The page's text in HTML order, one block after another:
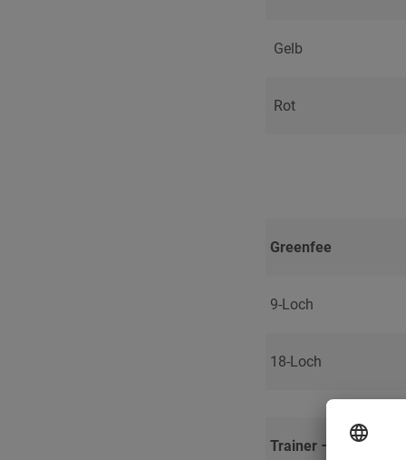
Gelb
Rot
Greenfee
9-Loch
18-Loch
Trainer – 1 Star